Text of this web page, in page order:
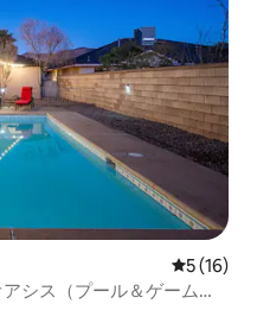
レビュー
5 (16)
シス（プール＆ゲームル